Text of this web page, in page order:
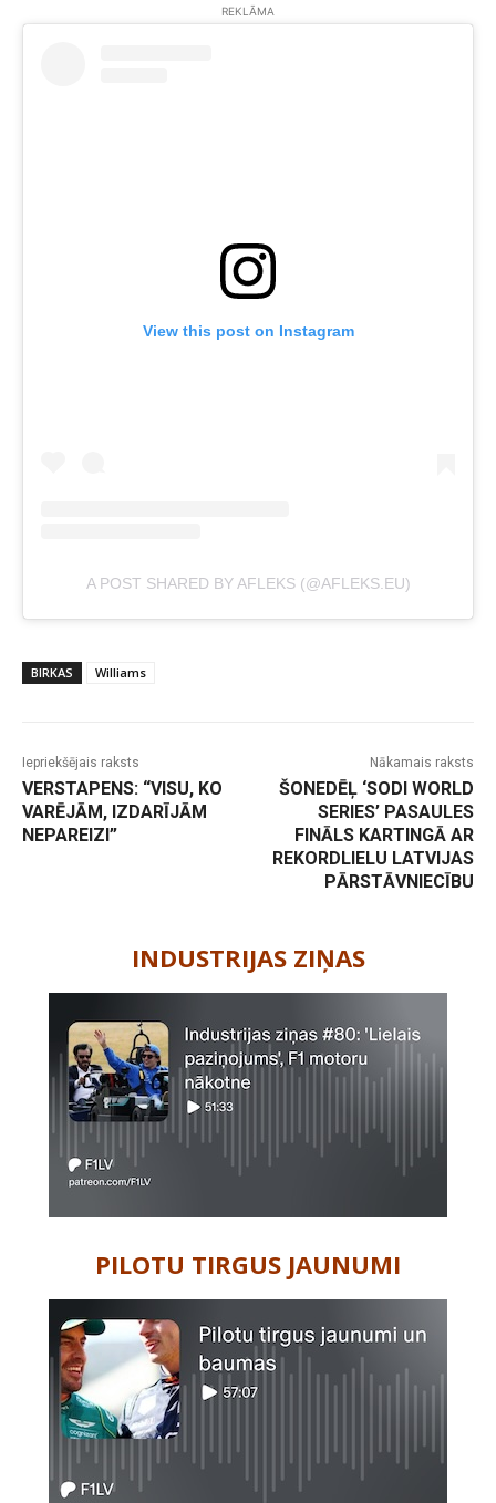
REKLĀMA
View this post on Instagram
A POST SHARED BY AFLEKS (@AFLEKS.EU)
BIRKAS Williams
Iepriekšējais raksts
VERSTAPENS: “VISU, KO
VARĒJĀM, IZDARĪJĀM
NEPAREIZI”
Nākamais raksts
ŠONEDĒĻ ‘SODI WORLD
SERIES’ PASAULES
FINĀLS KARTINGĀ AR
REKORDLIELU LATVIJAS
PĀRSTĀVNIECĪBU
INDUSTRIJAS ZIŅAS
PILOTU TIRGUS JAUNUMI